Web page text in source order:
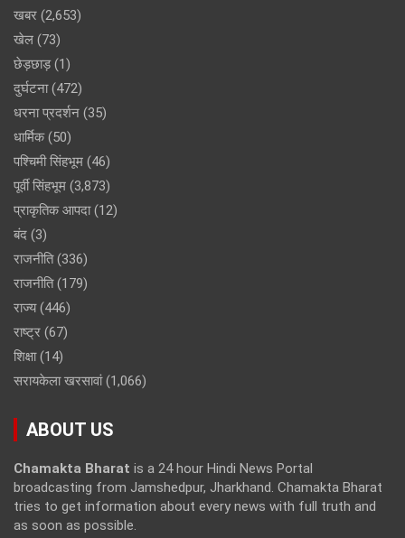
खबर (2,653)
खेल (73)
छेड़छाड़(1)
दुर्घटना(472)
धरना प्रदर्शन (35)
धार्मिक(50)
पश्चिमी सिंहभूम (46)
पूर्वी सिंहभूम (3,873)
प्राकृतिक आपदा(12)
बंद (3)
राजनीति(336)
राजनीति(179)
राज्य(446)
राष्ट्र (67)
शिक्षा(14)
सरायकेला खरसावां(1,066)
ABOUT US
Chamakta Bharat is a 24 hour Hindi News Portal
broadcasting from Jamshedpur, Jharkhand. Chamakta Bharat
tries to get information about every news with full truth and
as soon as possible.